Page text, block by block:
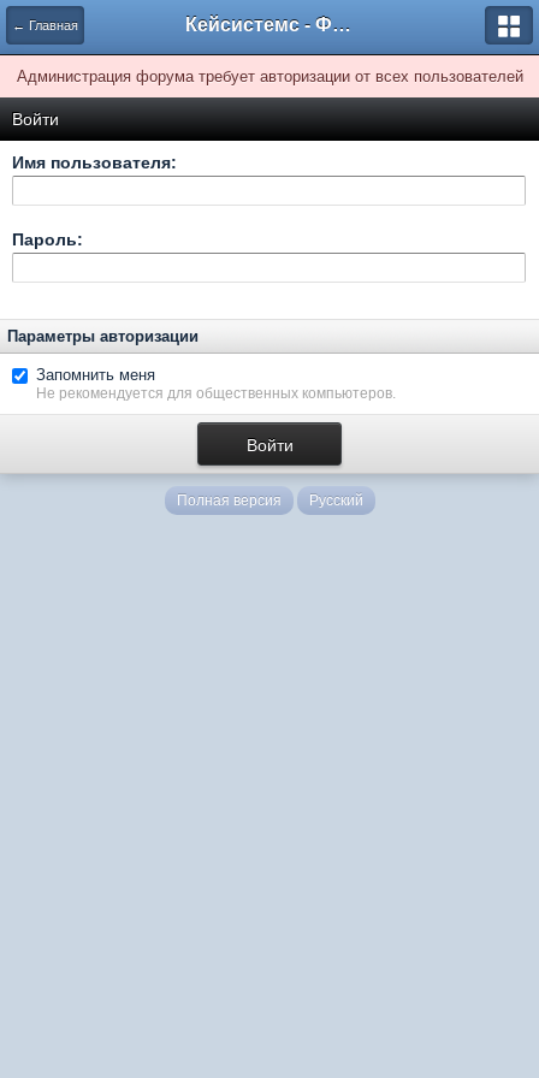
← Главная Кейсистемс - Форумы
Администрация форума требует авторизации от всех пользователей
Войти
Имя пользователя:
Пароль:
Параметры авторизации
Запомнить меня
Не рекомендуется для общественных компьютеров.
Полная версия Русский